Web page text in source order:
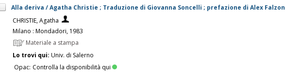
Alla deriva / Agatha Christie ; Traduzione di Giovanna Soncelli ; prefazione di Alex Falzon
CHRISTIE, Agatha
Milano : Mondadori, 1983
Materiale a stampa
Lo trovi qui: Univ. di Salerno
Opac: Controlla la disponibilità qui